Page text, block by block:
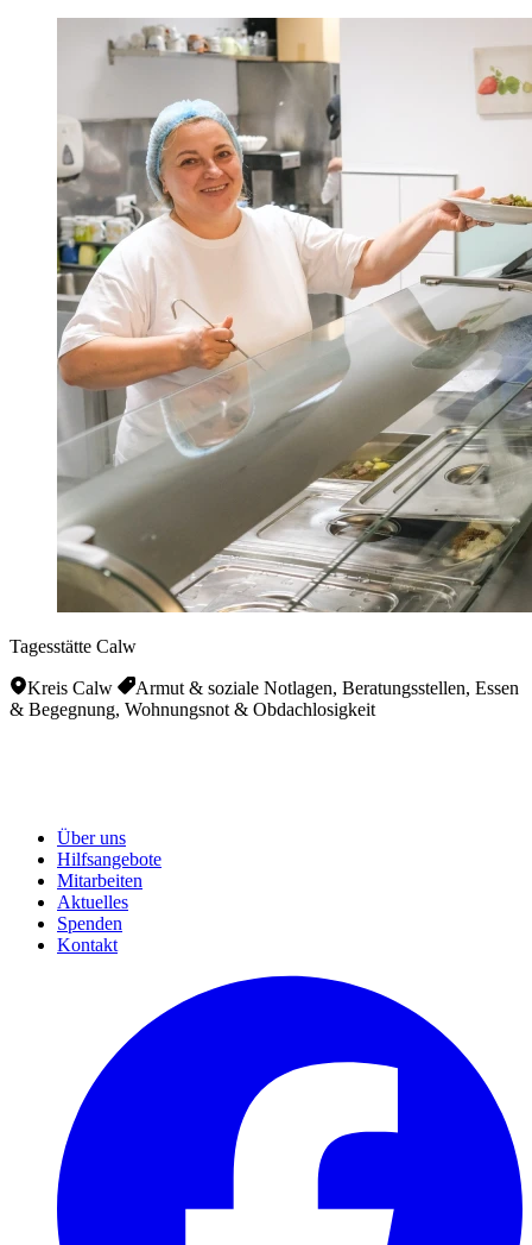
Tagesstätte Calw
Kreis Calw
Armut & soziale Notlagen, Beratungsstellen, Essen
& Begegnung, Wohnungsnot & Obdachlosigkeit
Über uns
Hilfsangebote
Mitarbeiten
Aktuelles
Spenden
Kontakt